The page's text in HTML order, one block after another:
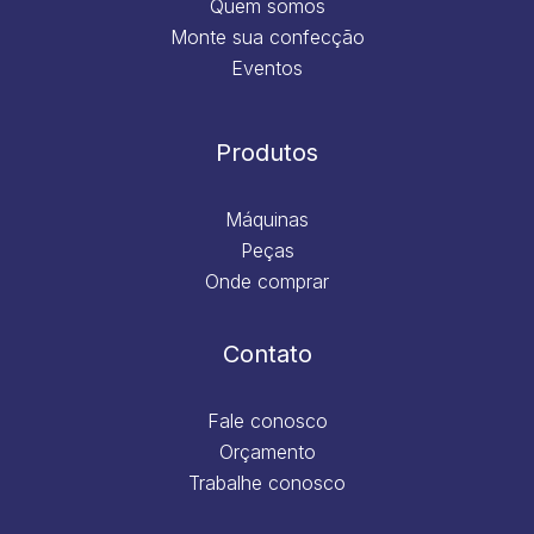
Quem somos
Monte sua confecção
Eventos
Produtos
Máquinas
Peças
Onde comprar
Contato
Fale conosco
Orçamento
Trabalhe conosco